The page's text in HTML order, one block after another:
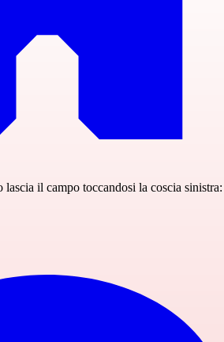
il campo toccandosi la coscia sinistra: